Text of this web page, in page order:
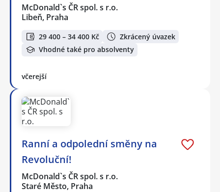
McDonald`s ČR spol. s r.o.
Libeň, Praha
29 400 – 34 400 Kč
Zkrácený úvazek
Vhodné také pro absolventy
včerejší
Ranní a odpolední směny na
Revoluční!
McDonald`s ČR spol. s r.o.
Staré Město, Praha